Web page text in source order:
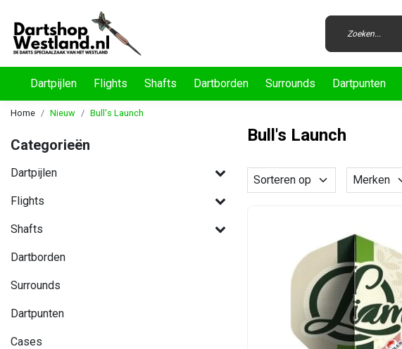
Dartpijlen Flights Shafts Dartborden Surrounds Dartpunten
Home Nieuw Bull's Launch
Categorieën
Dartpijlen
Flights
Shafts
Dartborden
Surrounds
Dartpunten
Cases
Bull's Launch
Sorteren op Merken